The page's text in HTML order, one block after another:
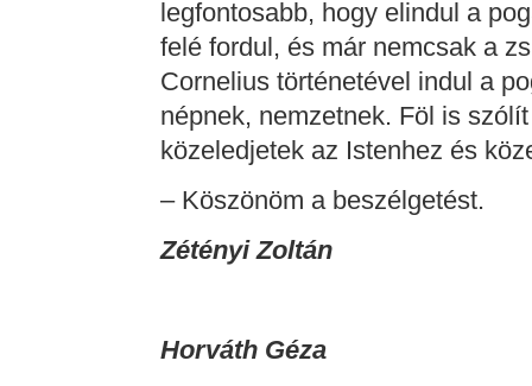
legfontosabb, hogy elindul a
felé fordul, és már nemcsak a
Cornelius történetével indul a
népnek, nemzetnek. Föl is
közeledjetek az Istenhez és
– Köszönöm a beszélgetést.
Zétényi Zoltán
Horváth Géza